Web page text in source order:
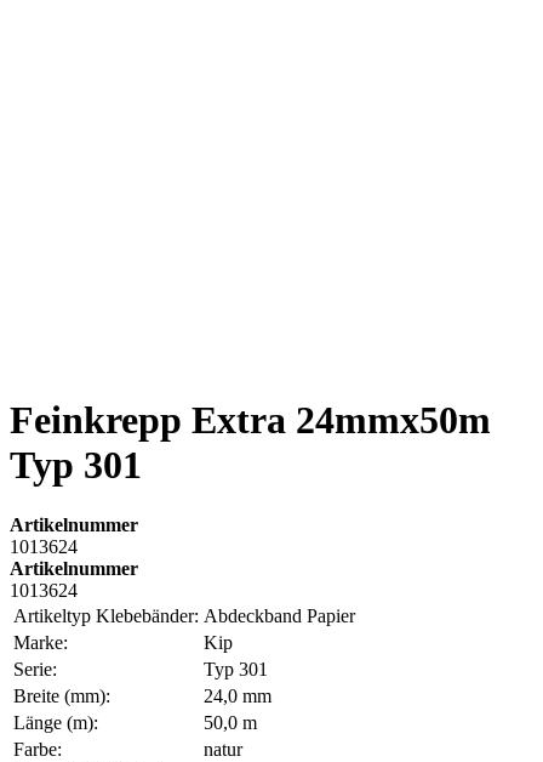
Feinkrepp Extra 24mmx50m
Typ 301
Artikelnummer
1013624
Artikelnummer
1013624
Artikeltyp Klebebänder: Abdeckband Papier
Marke:
Kip
Serie:
Typ 301
Breite (mm):
24,0 mm
Länge (m):
50,0 m
Farbe:
natur